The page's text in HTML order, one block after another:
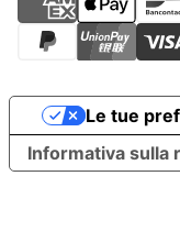
Informativa sulla
Le tue